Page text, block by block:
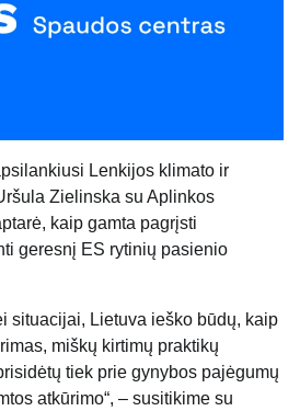
Lenkijos klimato ir
Zielinska su Aplinkos
kaip gamta pagrįsti
geresnį ES rytinių pasienio
situacijai, Lietuva ieško būdų, kaip
miškų kirtimų praktikų
tiek prie gynybos pajėgumų
atkūrimo“, – susitikime su